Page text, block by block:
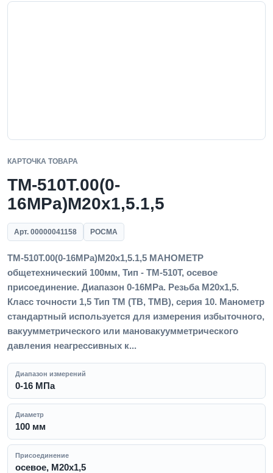
КАРТОЧКА ТОВАРА
ТМ-510Т.00(0-
16MPa)M20x1,5.1,5
Арт. 00000041158 РОСМА
ТМ-510Т.00(0-16MPa)M20x1,5.1,5 МАНОМЕТР
общетехнический 100мм, Тип - ТМ-510Т, осевое
присоединение. Диапазон 0-16MPa. Резьба M20x1,5.
Класс точности 1,5 Тип ТМ (ТВ, ТМВ), серия 10. Манометр
стандартный используется для измерения избыточного,
вакуумметрического или мановакуумметрического
давления неагрессивных к...
Диапазон измерений
0-16 МПа
Диаметр
100 мм
Присоединение
осевое, M20x1,5